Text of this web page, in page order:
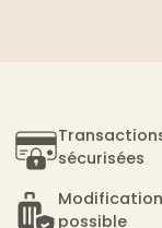
sécurisées
possible